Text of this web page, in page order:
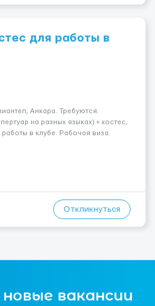
для работы в
Анкара. Требуются:
на разных языках) + хостеc,
в клубе. Рабочая виза.
страховка. Высокая зарплат...
Откликнуться
вакансии